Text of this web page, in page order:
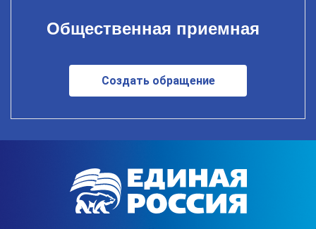
Общественная приемная
Создать обращение